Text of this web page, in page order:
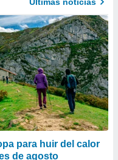
para huir del calor
de agosto